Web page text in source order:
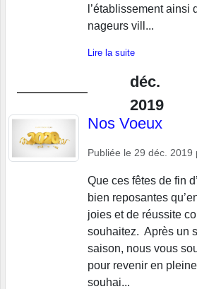
l’établissement ainsi
nageurs vill...
Lire la suite
déc.
2019
Nos Voeux
Publiée le 29 déc. 2019
Que ces fêtes de fin
bien reposantes
joies et de réussite
souhaitez. Après un
saison, nous vous
pour revenir en
souhai...